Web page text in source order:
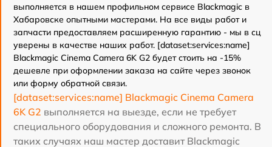
выполняется в нашем профильном сервисе Blackmagic в
Хабаровске опытными мастерами. На все виды работ и
запчасти предоставляем расширенную гарантию - мы в сц
уверены в качестве наших работ. [dataset:services:name]
Blackmagic Cinema Camera 6K G2 будет стоить на -15%
дешевле при оформлении заказа на сайте через звонок
или форму обратной связи.
[dataset:services:name] Blackmagic Cinema Camera
6K G2 выполняется на выезде, если не требует
специального оборудования и сложного ремонта. В
таких случаях наш мастер доставит Blackmagic